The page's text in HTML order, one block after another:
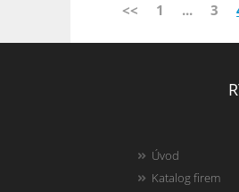
<< 1 ... 3
Úvod
Katalog firem